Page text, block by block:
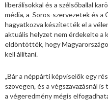
liberálisokkal és a szélsőballal
média, a Soros-szervezetek és a
hagyatkozva készítették el a
aktuális helyzet nem érdekelte a
eldöntötték, hogy
kell állítani.
„Bár a néppárti képviselők egy
szövegen, és a végszavazásnál
a végeredmény mégis